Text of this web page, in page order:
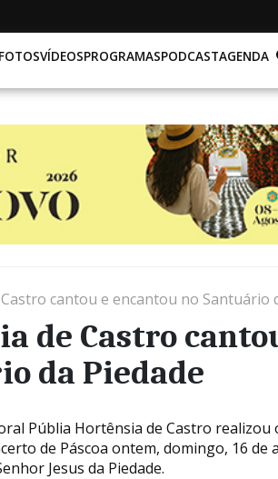
FOTOSVÍDEOSPROGRAMASPODCASTAGENDA
cantou e encantou no Santuário
de Castro
da Piedade
Públia Hortênsia de Castro realizou
de Páscoa ontem, domingo, 16 de
Jesus da Piedade.